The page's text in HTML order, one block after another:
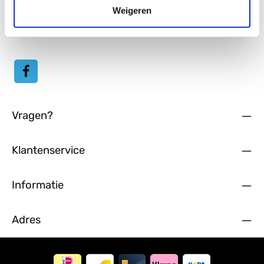
Weigeren
gegevensbeschermingsinformatie
hebt geaccepteerd.
Vragen?
Klantenservice
Informatie
Adres